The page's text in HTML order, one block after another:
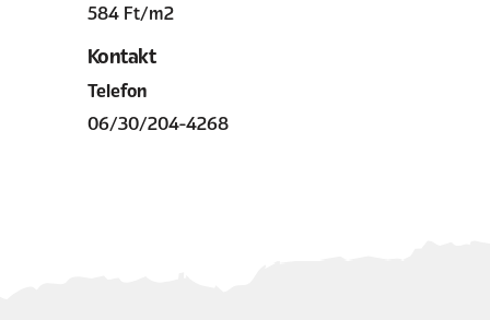
584 Ft/m2
Kontakt
Telefon
06/30/204-4268